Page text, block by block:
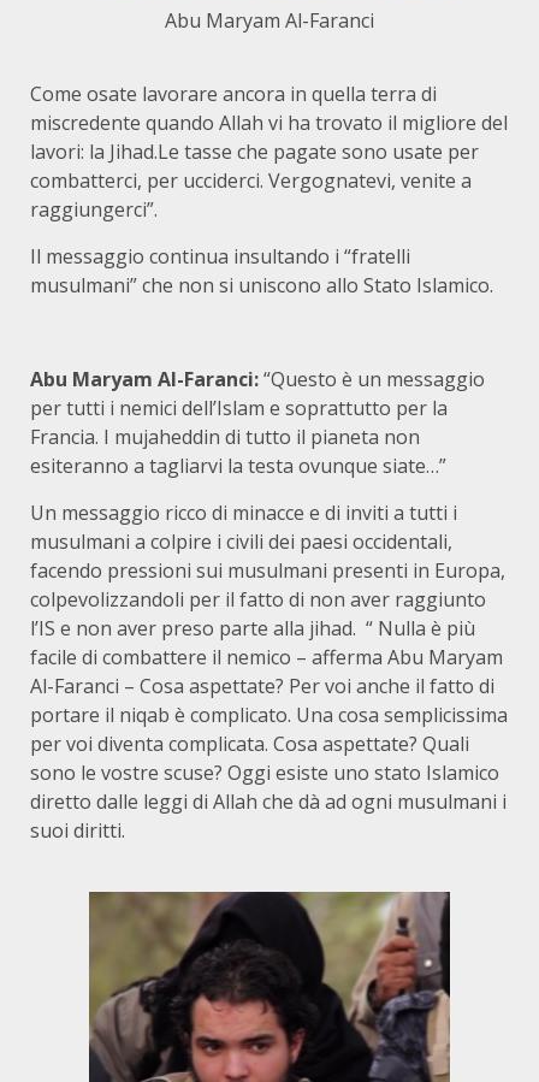
Abu Maryam Al-Faranci
Come osate lavorare ancora in quella terra di
miscredente quando Allah vi ha trovato il migliore del
lavori: la Jihad.Le tasse che pagate sono usate per
combatterci, per ucciderci. Vergognatevi, venite a
raggiungerci”.
Il messaggio continua insultando i “fratelli
musulmani” che non si uniscono allo Stato Islamico.
Abu Maryam Al-Faranci:“Questo è un messaggio
per tutti i nemici dell’Islam e soprattutto per la
Francia. I mujaheddin di tutto il pianeta non
esiteranno a tagliarvi la testa ovunque siate…”
Un messaggio ricco di minacce e di inviti a tutti i
musulmani a colpire i civili dei paesi occidentali,
facendo pressioni sui musulmani presenti in Europa,
colpevolizzandoli per il fatto di non aver raggiunto
l’IS e non aver preso parte alla jihad. “ Nulla è più
facile di combattere il nemico – afferma Abu Maryam
Al-Faranci – Cosa aspettate? Per voi anche il fatto di
portare il niqab è complicato. Una cosa semplicissima
per voi diventa complicata. Cosa aspettate? Quali
sono le vostre scuse? Oggi esiste uno stato Islamico
diretto dalle leggi di Allah che dà ad ogni musulmani i
suoi diritti.